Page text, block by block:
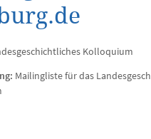
Kolloquium
Mailingliste für das